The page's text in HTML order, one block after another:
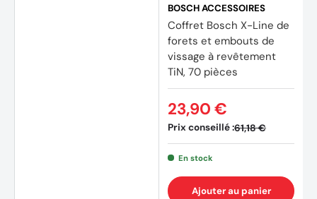
(7
BOSCH ACCESSOIRES
Coffret Bosch X-Line de
forets et embouts de
vissage à revêtement
TiN, 70 pièces
Prix conseillé :61,18 €
23,90 €
En stock
Ajouter au panier